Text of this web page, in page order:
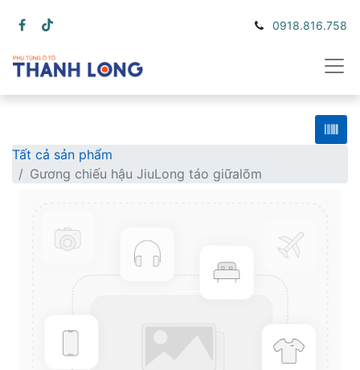
0918.816.758
Tất cả sản phẩm
Gương chiếu hậu JiuLong táo giữalõm